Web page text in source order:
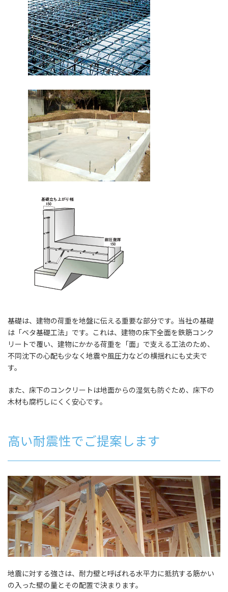
基礎は、建物の荷重を地盤に伝える重要な部分です。当社の基礎
は「ベタ基礎工法」です。これは、建物の床下全面を鉄筋コンク
リートで覆い、建物にかかる荷重を「面」で支える工法のため、
不同沈下の心配も少なく地震や風圧力などの横揺れにも丈夫で
す。
また、床下のコンクリートは地面からの湿気も防ぐため、床下の
木材も腐朽しにくく安心です。
高い耐震性でご提案します
地震に対する強さは、耐力壁と呼ばれる水平力に抵抗する筋かい
の入った壁の量とその配置で決まります。